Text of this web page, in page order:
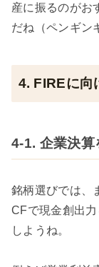
産に振るのがお
だね（ペンギン
4. FIREに向
4-1. 企業決算
銘柄選びでは、
CFで現金創出
しようね。